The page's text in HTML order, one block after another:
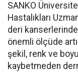
SANKO
Hastalıkları
deri kanserlerinde
önemli ölçüde
şekil, renk ve
kaybetmeden